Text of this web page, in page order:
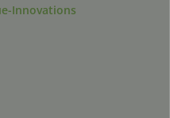
Innovations